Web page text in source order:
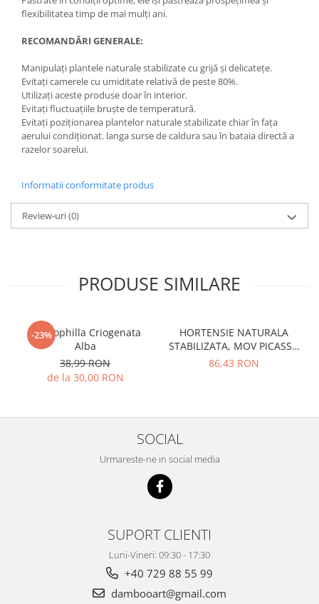
flexibilitatea timp de mai mulți ani.
RECOMANDĂRI GENERALE:
Manipulați plantele naturale stabilizate cu grijă și delicatețe.
Evitați camerele cu umiditate relativă de peste 80%.
Utilizați aceste produse doar în interior.
Evitați fluctuațiile bruște de temperatură.
Evitați poziționarea plantelor naturale stabilizate chiar în fața
aerului condiționat. langa surse de caldura sau în bataia directă a
razelor soarelui.
Informatii conformitate produs
Review-uri(0)
PRODUSE SIMILARE
-23%
Gypsophilla Criogenata
Alba
38,99 RON
de la 30,00 RON
HORTENSIE NATURALA
STABILIZATA, MOV PICASSO
CU FLORI MICI
86,43 RON
SOCIAL
Urmareste-ne in social media
SUPORT CLIENTI
Luni-Vineri: 09:30 - 17:30
+40 729 88 55 99
dambooart@gmail.com